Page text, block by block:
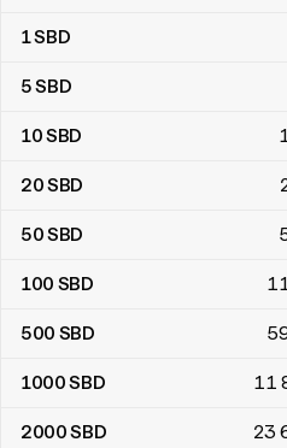
salamon-szigeteki dollár –
1SBD
5SBD
10SBD
20SBD
50SBD
100 SBD
500 SBD
1000SBD 11
2000SBD 23